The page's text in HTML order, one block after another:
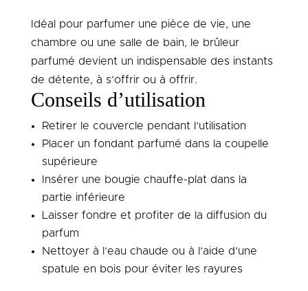
Idéal pour parfumer une pièce de vie, une
chambre ou une salle de bain, le brûleur
parfumé devient un indispensable des instants
de détente, à s’offrir ou à offrir.
Conseils d’utilisation
Retirer le couvercle pendant l’utilisation
Placer un fondant parfumé dans la coupelle
supérieure
Insérer une bougie chauffe-plat dans la
partie inférieure
Laisser fondre et profiter de la diffusion du
parfum
Nettoyer à l’eau chaude ou à l’aide d’une
spatule en bois pour éviter les rayures